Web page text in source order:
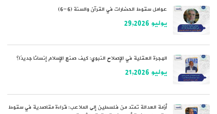
عوامل سقوط الحضارات في القرآن والسنة (6-6)
يوليو 29,2026
الهجرة العقلية في الإصلاح النبوي: كيف صنع الإسلام إنسانًا جديدًا؟
يوليو 21,2026
أزمة العدالة تمتد من فلسطين إلى الملاعب: قراءة مقاصدية في سقوط